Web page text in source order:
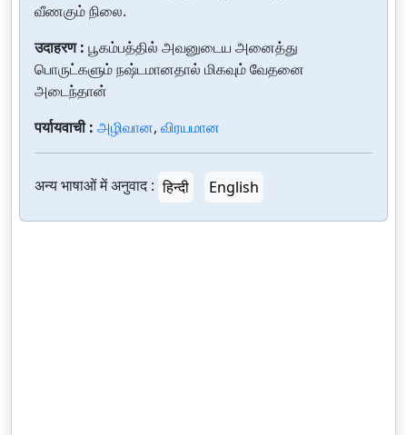
வீணகும் நிலை.
उदाहरण : பூகம்பத்தில் அவனுடைய அனைத்து
பொருட்களும் நஷ்டமானதால் மிகவும் வேதனை
அடைந்தான்
पर्यायवाची : அழிவான, விரயமான
अन्य भाषाओं में अनुवाद : हिन्दी English